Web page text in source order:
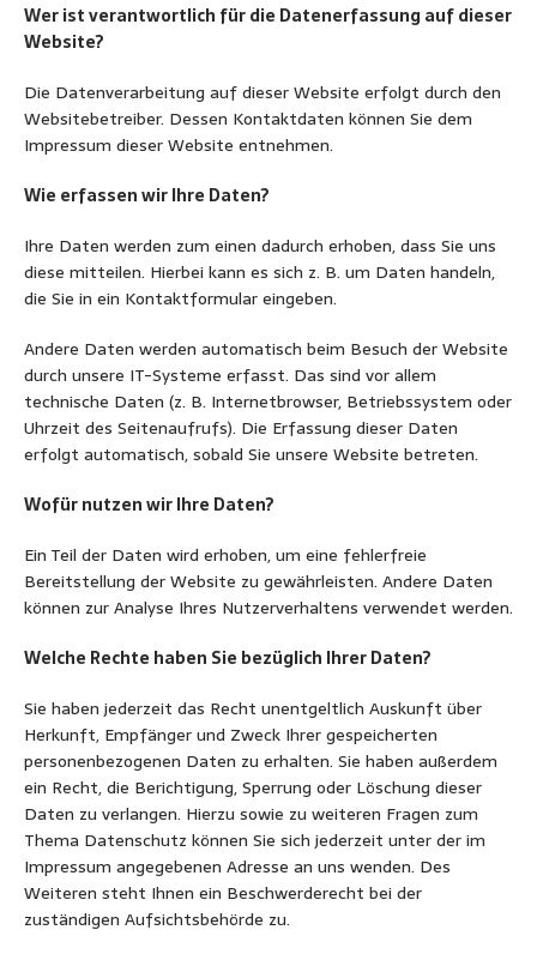
Wer ist verantwortlich für die Datenerfassung auf dieser
Website?
Die Datenverarbeitung auf dieser Website erfolgt durch den
Websitebetreiber. Dessen Kontaktdaten können Sie dem
Impressum dieser Website entnehmen.
Wie erfassen wir Ihre Daten?
Ihre Daten werden zum einen dadurch erhoben, dass Sie uns
diese mitteilen. Hierbei kann es sich z. B. um Daten handeln,
die Sie in ein Kontaktformular eingeben.
Andere Daten werden automatisch beim Besuch der Website
durch unsere IT-Systeme erfasst. Das sind vor allem
technische Daten (z. B. Internetbrowser, Betriebssystem oder
Uhrzeit des Seitenaufrufs). Die Erfassung dieser Daten
erfolgt automatisch, sobald Sie unsere Website betreten.
Wofür nutzen wir Ihre Daten?
Ein Teil der Daten wird erhoben, um eine fehlerfreie
Bereitstellung der Website zu gewährleisten. Andere Daten
können zur Analyse Ihres Nutzerverhaltens verwendet werden.
Welche Rechte haben Sie bezüglich Ihrer Daten?
Sie haben jederzeit das Recht unentgeltlich Auskunft über
Herkunft, Empfänger und Zweck Ihrer gespeicherten
personenbezogenen Daten zu erhalten. Sie haben außerdem
ein Recht, die Berichtigung, Sperrung oder Löschung dieser
Daten zu verlangen. Hierzu sowie zu weiteren Fragen zum
Thema Datenschutz können Sie sich jederzeit unter der im
Impressum angegebenen Adresse an uns wenden. Des
Weiteren steht Ihnen ein Beschwerderecht bei der
zuständigen Aufsichtsbehörde zu.